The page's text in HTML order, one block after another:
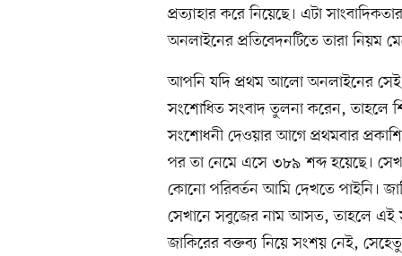
প্রত্যাহার করে নিয়েছে। এটা
অনলাইনের প্রতিবেদনটিতে তারা নিয়ম
আপনি যদি প্রথম আলো অনলাইনের সেই
সংশোধিত সংবাদ তুলনা করেন, তাহলে
সংশোধনী দেওয়ার আগে প্রথমবার
পর তা নেমে এসে ৩৮৯ শব্দ হয়েছে।
কোনো পরিবর্তন আমি দেখতে পাইনি।
সেখানে সবুজের নাম আসত, তাহলে এই
জাকিরের বক্তব্য নিয়ে সংশয় নেই,